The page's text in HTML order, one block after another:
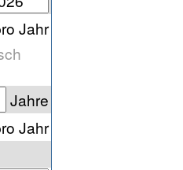
Jahr
Jahre
Jahr